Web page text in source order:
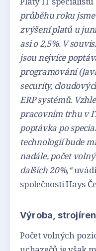
průběhu roku
zvýšení platů u
asi o 2,5%. V
jsou nejvíce
programování
security,
ERP systémů.
pracovním trhu v
poptávka po
technologií bude
nadále, počet
dalších 20%,“
společnosti Hays
Výroba,
Počet volných